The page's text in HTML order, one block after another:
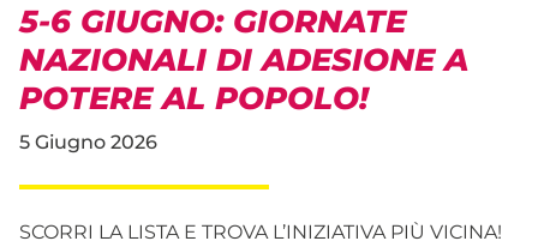
5-6 GIUGNO: GIORNATE
NAZIONALI DI ADESIONE A
POTERE AL POPOLO!
5 Giugno 2026
SCORRI LA LISTA E TROVA L’INIZIATIVA PIÙ VICINA!